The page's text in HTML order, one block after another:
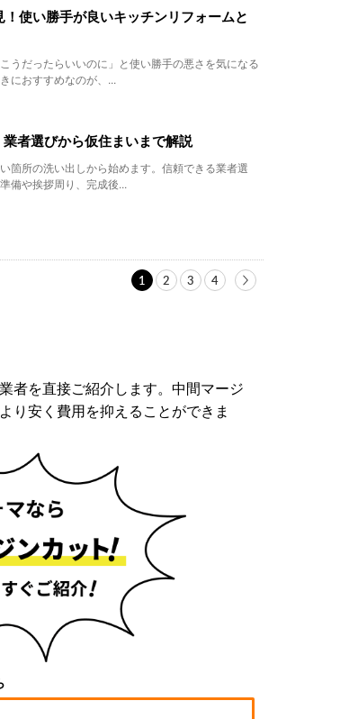
使い勝手が良いキッチンリフォームと
うだったらいいのに」と使い勝手の悪さを気になる
におすすめなのが、...
者選びから仮住まいまで解説
箇所の洗い出しから始めます。信頼できる業者選
備や挨拶周り、完成後...
1 2 3 4
者を直接ご紹介します。中間マージ
り安く費用を抑えることができま